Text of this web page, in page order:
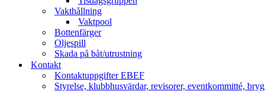
Vakthållning
Vaktpool
Bottenfärger
Oljespill
Skada på båt/utrustning
Kontakt
Kontaktuppgifter EBEF
Styrelse, klubbhusvärdar, revisorer, eventkommitté,